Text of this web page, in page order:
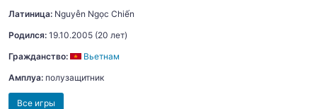
Латиница: Nguyễn Ngọc Chiến
Родился: 19.10.2005 (20 лет)
Гражданство:
Вьетнам
Амплуа: полузащитник
Все игры